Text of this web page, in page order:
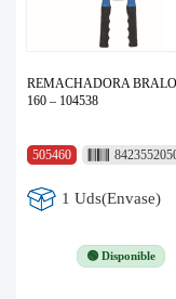
REMACHADORA
160 – 104538
505460
1 Uds(Envase)
🟢 Disponible